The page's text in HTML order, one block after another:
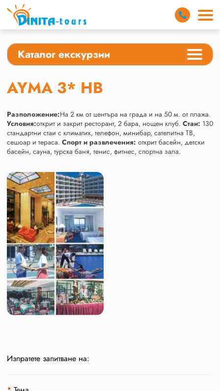
Каталог екскурзии
AYMA 3* HB
Разположение:На 2 км от центъра на града и на 50 м. от плажа.
Условия:открит и закрит ресторант, 2 бара, нощен клуб. Стаи: 130
стандартни стаи с климатик, телефон, минибар, сателитна ТВ,
сешоар и тераса. Спорт и развлечения: oткрит басейн, детски
басейн, сауна, турска баня, тенис, фитнес, спортна зала.
Изпратете запитване на: